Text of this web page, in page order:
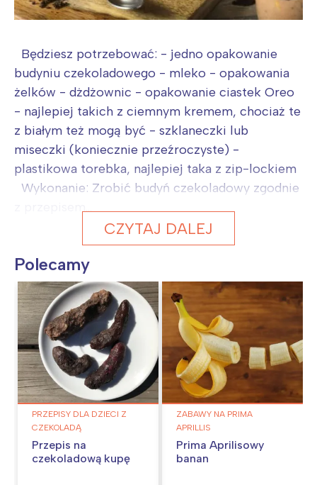
Będziesz potrzebować: - jedno opakowanie
budyniu czekoladowego - mleko - opakowania
żelków - dżdżownic - opakowanie ciastek Oreo
- najlepiej takich z ciemnym kremem, chociaż te
z białym też mogą być - szklaneczki lub
miseczki (koniecznie przeźroczyste) -
plastikowa torebka, najlepiej taka z zip-lockiem
Wykonanie: Zrobić budyń czekoladowy zgodnie
CZYTAJ DALEJ
Polecamy
PRZEPISY DLA DZIECI Z
CZEKOLADĄ
Przepis na
czekoladową kupę
ZABAWY NA PRIMA
APRILLIS
Prima Aprilisowy
banan